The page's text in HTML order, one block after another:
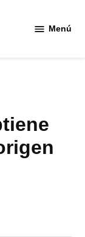
Menú